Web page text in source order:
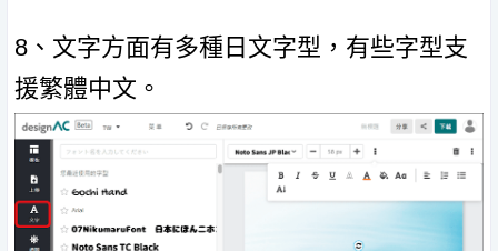
8、文字方面有多種日文字型，有些字型支
援繁體中文。